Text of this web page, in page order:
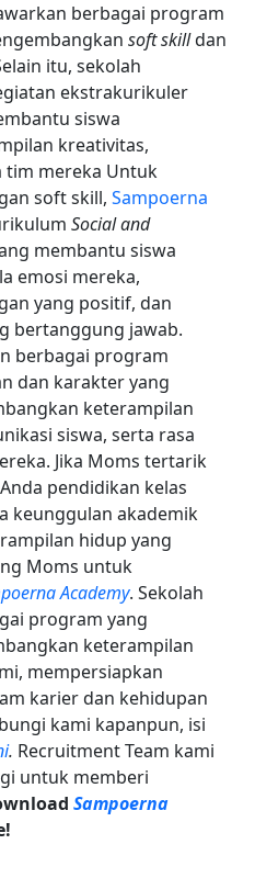
berbagai program
soft skilldan
itu, sekolah
ekstrakurikuler
siswa
kreativitas,
tim mereka Untuk
soft skill, Sampoerna
Social and
membantu siswa
emosi mereka,
yang positif, dan
bertanggung jawab.
berbagai program
dan karakter yang
keterampilan
siswa, serta rasa
Jika Moms tertarik
pendidikan kelas
keunggulan akademik
hidup yang
Moms untuk
Academy. Sekolah
program yang
keterampilan
mempersiapkan
karier dan kehidupan
kami kapanpun, isi
. Recruitment Team kami
untuk memberi
Sampoerna